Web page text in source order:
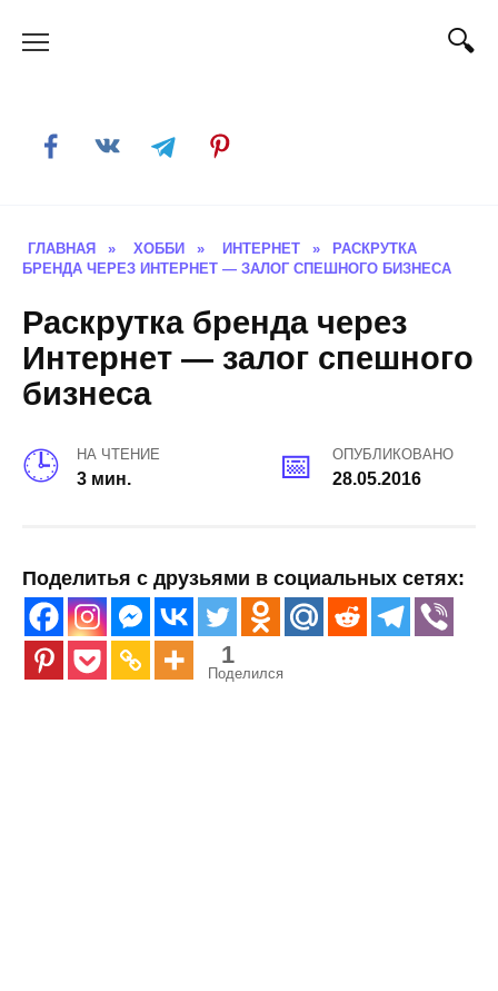
ГЛАВНАЯ » ХОББИ » ИНТЕРНЕТ »
РАСКРУТКА
БРЕНДА ЧЕРЕЗ ИНТЕРНЕТ — ЗАЛОГ СПЕШНОГО БИЗНЕСА
Раскрутка бренда через
Интернет — залог спешного
бизнеса
НА ЧТЕНИЕ
3 мин.
ОПУБЛИКОВАНО
28.05.2016
Поделитья с друзьями в социальных сетях:
1
Поделился